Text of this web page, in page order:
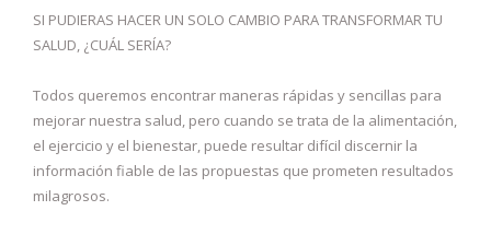
SI PUDIERAS HACER UN SOLO CAMBIO PARA TRANSFORMAR TU
SALUD, ¿CUÁL SERÍA?
Todos queremos encontrar maneras rápidas y sencillas para
mejorar nuestra salud, pero cuando se trata de la alimentación,
el ejercicio y el bienestar, puede resultar difícil discernir la
información fiable de las propuestas que prometen resultados
milagrosos.